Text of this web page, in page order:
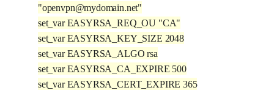
"openvpn@mydomain.net"
set_var EASYRSA_REQ_OU "CA"
set_var EASYRSA_KEY_SIZE 2048
set_var EASYRSA_ALGO rsa
set_var EASYRSA_CA_EXPIRE 500
set_var EASYRSA_CERT_EXPIRE 365